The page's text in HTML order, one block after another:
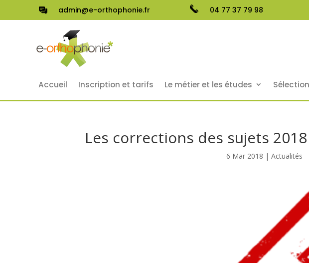
admin@e-orthophonie.fr 04 77 37 79 98
Accueil Inscription et tarifs Le métier et les études
Les corrections des sujets
6 Mar 2018 | Actualités